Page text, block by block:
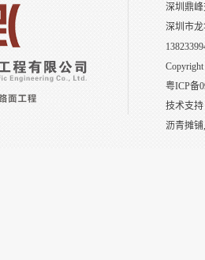
深圳鼎
深圳市
粤ICP备
技术支
沥青摊